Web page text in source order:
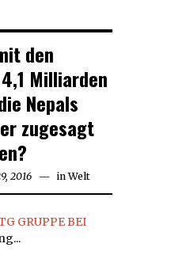
den
Milliarden
Nepals
zugesagt
2016 in Welt
GRUPPE BEI